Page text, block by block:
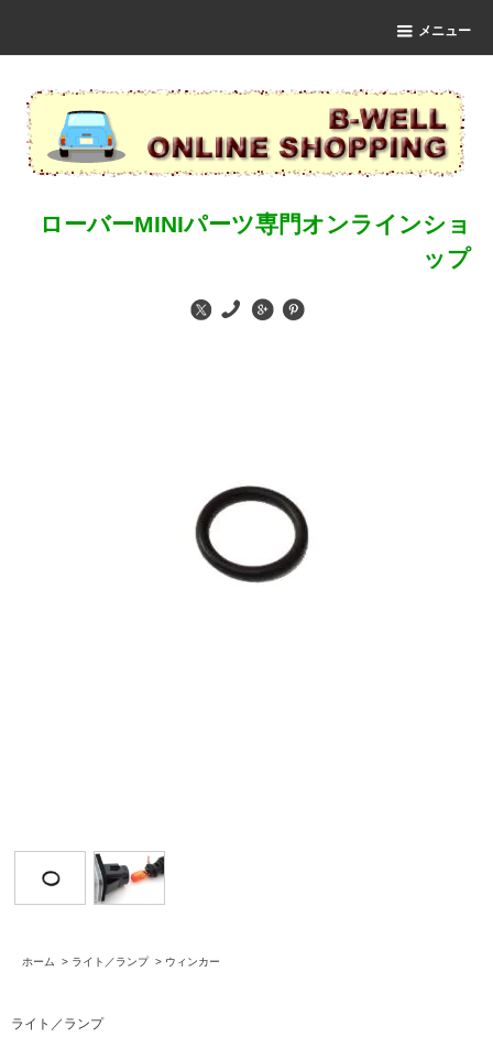
メニュー
ローバーMINIパーツ専門オンラインショ
ップ
ホーム > ライト／ランプ > ウィンカー
ライト／ランプ